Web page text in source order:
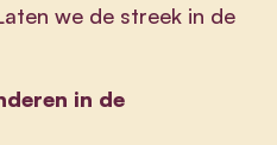
we de streek in de
in de